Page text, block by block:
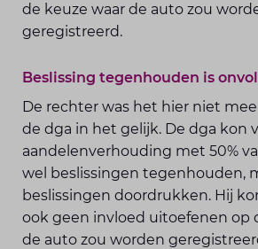
de keuze waar de auto zou
geregistreerd.
Beslissing tegenhouden is
De rechter was het hier niet
de dga in het gelijk. De dga kon
aandelenverhouding met 50%
wel beslissingen tegenhouden,
beslissingen doordrukken. Hij
ook geen invloed uitoefenen op
de auto zou worden